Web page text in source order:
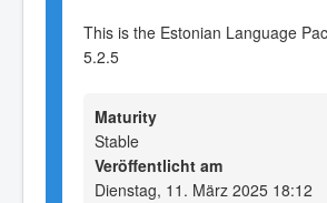
This is the Estonian Language
5.2.5
Maturity
Stable
Veröffentlicht am
Dienstag, 11. März 2025 18:12